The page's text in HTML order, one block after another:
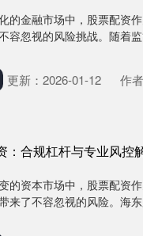
的金融市场中，股票配资
容忽视的风险挑战。随着
更新：2026-01-12
作
：合规杠杆与专业风控
的资本市场中，股票配资
来了不容忽视的风险。海